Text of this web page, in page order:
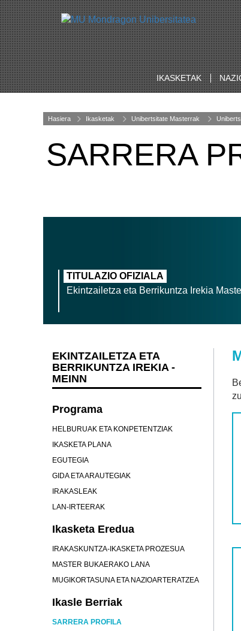
IKASKETAK
Hasiera Ikasketak Unibertsitate Masterrak
SARRERA
TITULAZIO OFIZIALA
Ekintzailetza eta Berrikuntza Irekia
EKINTZAILETZA ETA
BERRIKUNTZA IREKIA -
MEINN
Programa
HELBURUAK ETA KONPETENTZIAK
IKASKETA PLANA
EGUTEGIA
GIDA ETA ARAUTEGIAK
IRAKASLEAK
LAN-IRTEERAK
Ikasketa Eredua
IRAKASKUNTZA-IKASKETA PROZESUA
MASTER BUKAERAKO LANA
MUGIKORTASUNA ETA NAZIOARTERATZEA
Ikasle Berriak
SARRERA PROFILA